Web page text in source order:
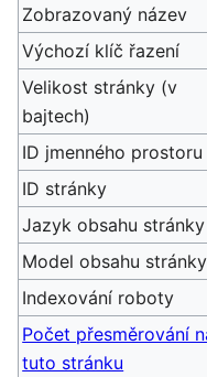
Zobrazovaný název
Výchozí klíč řazení
Velikost stránky (v
bajtech)
ID jmenného prostoru
ID stránky
Jazyk obsahu stránky
Model obsahu stránky
Indexování roboty
Počet přesměrování
tuto stránku